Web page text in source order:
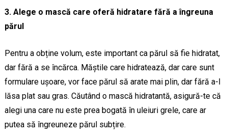
3. Alege o mască care oferă hidratare fără a îngreuna
părul
Pentru a obține volum, este important ca părul să fie hidratat,
dar fără a se încărca. Măștile care hidratează, dar care sunt
formulare ușoare, vor face părul să arate mai plin, dar fără a-l
lăsa plat sau gras. Căutând o mască hidratantă, asigură-te că
alegi una care nu este prea bogată în uleiuri grele, care ar
putea să îngreuneze părul subțire.